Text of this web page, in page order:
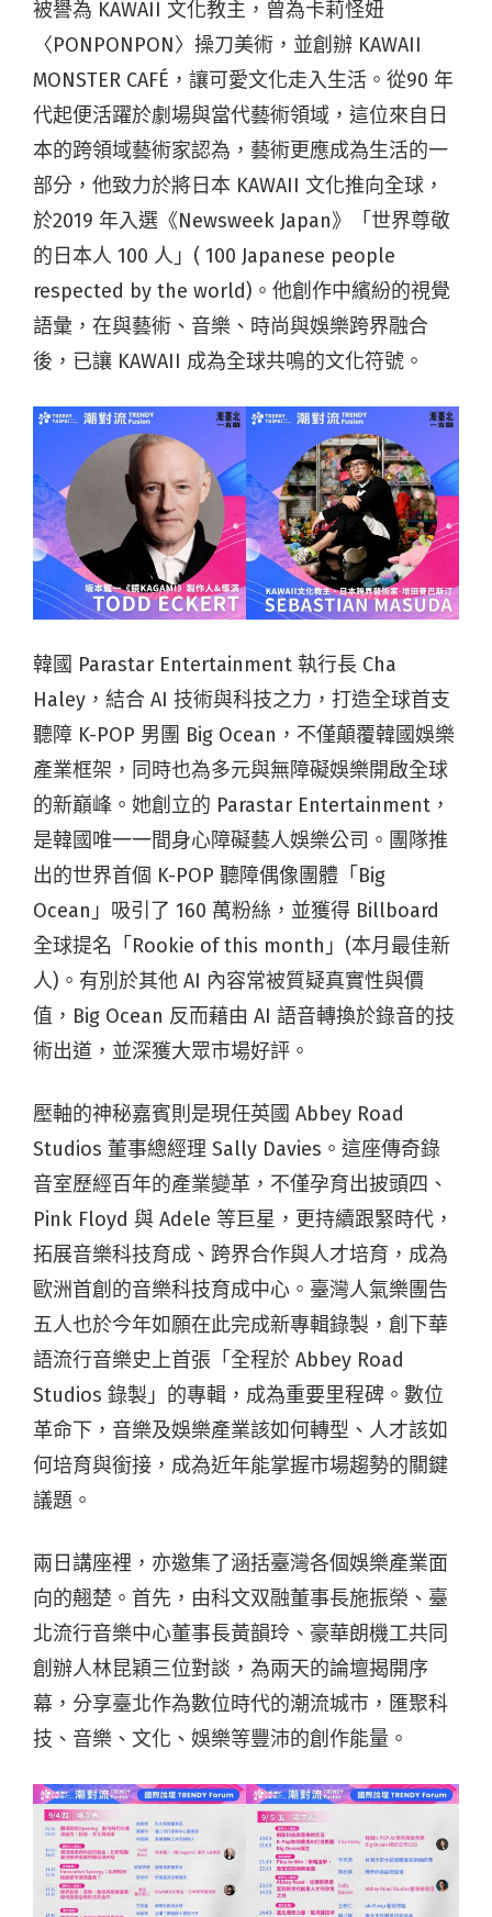
被譽為 KAWAII 文化教主，曾為卡莉怪妞
〈PONPONPON〉操刀美術，並創辦 KAWAII
MONSTER CAFÉ，讓可愛文化走入生活。從90 年
代起便活躍於劇場與當代藝術領域，這位來自日
本的跨領域藝術家認為，藝術更應成為生活的一
部分，他致力於將日本 KAWAII 文化推向全球，
於2019 年入選《Newsweek Japan》「世界尊敬
的日本人 100 人」( 100 Japanese people
respected by the world)。他創作中繽紛的視覺
語彙，在與藝術、音樂、時尚與娛樂跨界融合
後，已讓 KAWAII 成為全球共鳴的文化符號。
韓國 Parastar Entertainment 執行長 Cha
Haley，結合 AI 技術與科技之力，打造全球首支
聽障 K-POP 男團 Big Ocean，不僅顛覆韓國娛樂
產業框架，同時也為多元與無障礙娛樂開啟全球
的新巔峰。她創立的 Parastar Entertainment，
是韓國唯一一間身心障礙藝人娛樂公司。團隊推
出的世界首個 K-POP 聽障偶像團體「Big
Ocean」吸引了 160 萬粉絲，並獲得 Billboard
全球提名「Rookie of this month」(本月最佳新
人)。有別於其他 AI 內容常被質疑真實性與價
值，Big Ocean 反而藉由 AI 語音轉換於錄音的技
術出道，並深獲大眾市場好評。
壓軸的神秘嘉賓則是現任英國 Abbey Road
Studios 董事總經理 Sally Davies。這座傳奇錄
音室歷經百年的產業變革，不僅孕育出披頭四、
Pink Floyd 與 Adele 等巨星，更持續跟緊時代，
拓展音樂科技育成、跨界合作與人才培育，成為
歐洲首創的音樂科技育成中心。臺灣人氣樂團告
五人也於今年如願在此完成新專輯錄製，創下華
語流行音樂史上首張「全程於 Abbey Road
Studios 錄製」的專輯，成為重要里程碑。數位
革命下，音樂及娛樂產業該如何轉型、人才該如
何培育與銜接，成為近年能掌握市場趨勢的關鍵
議題。
兩日講座裡，亦邀集了涵括臺灣各個娛樂產業面
向的翹楚。首先，由科文双融董事長施振榮、臺
北流行音樂中心董事長黃韻玲、豪華朗機工共同
創辦人林昆穎三位對談，為兩天的論壇揭開序
幕，分享臺北作為數位時代的潮流城市，匯聚科
技、音樂、文化、娛樂等豐沛的創作能量。